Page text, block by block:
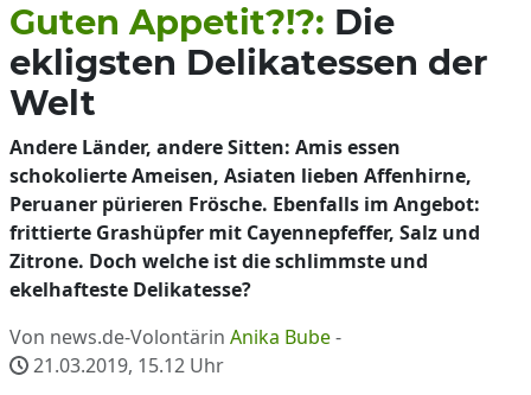
Guten Appetit?!?: Die
ekligsten Delikatessen der
Welt
Andere Länder, andere Sitten: Amis essen
schokolierte Ameisen, Asiaten lieben Affenhirne,
Peruaner pürieren Frösche. Ebenfalls im Angebot:
frittierte Grashüpfer mit Cayennepfeffer, Salz und
Zitrone. Doch welche ist die schlimmste und
ekelhafteste Delikatesse?
Von news.de-Volontärin Anika Bube-
21.03.2019, 15.12 Uhr